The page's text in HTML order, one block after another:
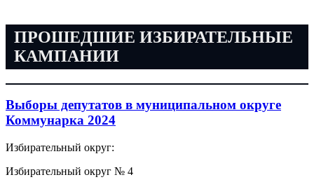
ПРОШЕДШИЕ ИЗБИРАТЕЛЬНЫЕ
КАМПАНИИ
Выборы депутатов в муниципальном округе
Коммунарка 2024
Избирательный округ:
Избирательный округ № 4